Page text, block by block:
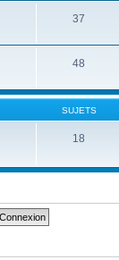
37
48
SUJETS
18